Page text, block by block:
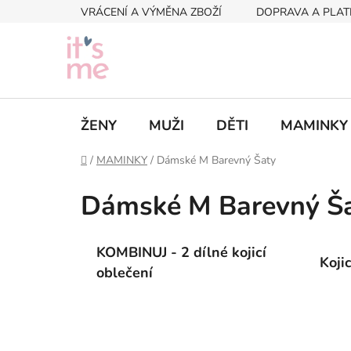
VRÁCENÍ A VÝMĚNA ZBOŽÍ DOPRAVA A
ŽENY MUŽI DĚTI MAMINKY
Domů
/ MAMINKY / Dámské M Barevný Šaty
Dámské M Barevný
KOMBINUJ - 2 dílné kojicí
oblečení